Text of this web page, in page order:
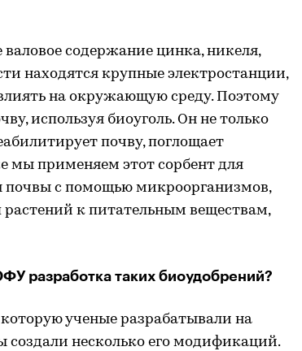
содержание цинка, никеля,
находятся крупные электростанции,
на окружающую среду. Поэтому
используя биоуголь. Он не только
почву, поглощает
мы применяем этот сорбент для
почвы с помощью микроорганизмов,
к питательным веществам,
разработка таких биоудобрений?
ученые разрабатывали на
несколько его модификаций.